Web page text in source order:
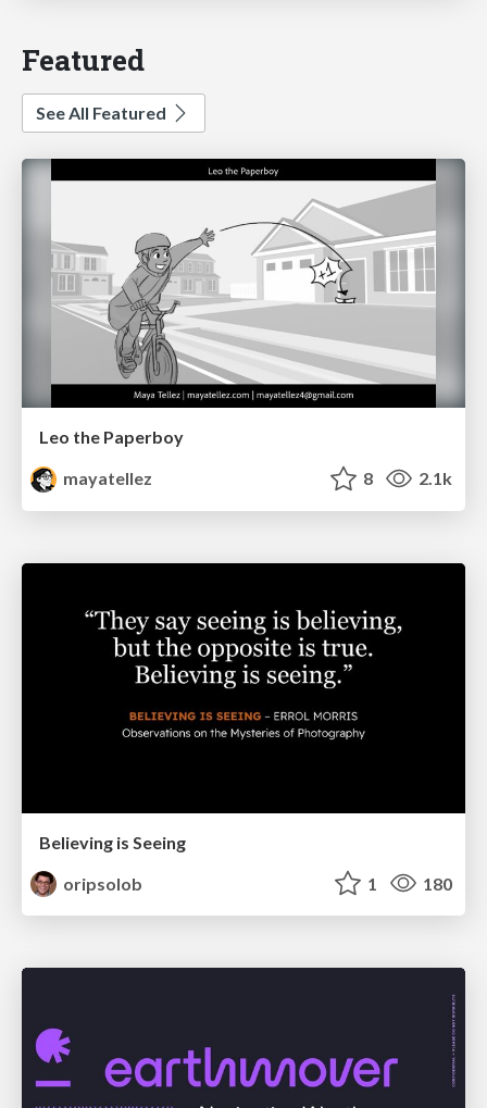
Featured
See All Featured
Leo the Paperboy
mayatellez
8 2.1k
Believing is Seeing
oripsolob
1 180